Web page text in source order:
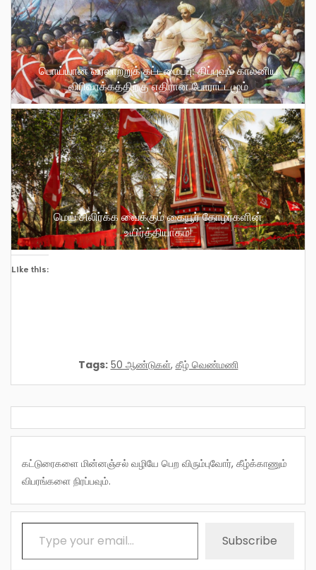
பொய்யான வரலாற்றுக் கட்டமைப்பு: திப்புவும் காலனிய
விரிவாக்கத்திற்கு எதிரான போராட்டமும்
மெய் சிலிர்க்க வைக்கும் கையூர் தோழர்களின்
உயிர்த்தியாகம்!
Like this:
Tags: 50 ஆண்டுகள், கீழ் வெண்மணி
கட்டுரைகளை மின்னஞ்சல் வழியே பெற விரும்புவோர், கீழ்க்காணும்
விபரங்களை நிரப்பவும்.
Type your email…
Subscribe